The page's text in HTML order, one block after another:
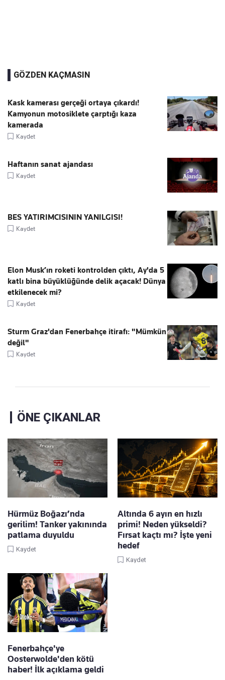
GÖZDEN KAÇMASIN
Kask kamerası gerçeği ortaya çıkardı!
Kamyonun motosiklete çarptığı kaza
kamerada
Kaydet
Haftanın sanat ajandası
Kaydet
BES YATIRIMCISININ YANILGISI!
Kaydet
Elon Musk’ın roketi kontrolden çıktı, Ay'da 5
katlı bina büyüklüğünde delik açacak! Dünya
etkilenecek mi?
Kaydet
Sturm Graz'dan Fenerbahçe itirafı: "Mümkün
değil"
Kaydet
ÖNE ÇIKANLAR
Hürmüz Boğazı’nda
gerilim! Tanker yakınında
patlama duyuldu
Kaydet
Altında 6 ayın en hızlı
primi! Neden yükseldi?
Fırsat kaçtı mı? İşte yeni
hedef
Kaydet
Fenerbahçe'ye
Oosterwolde'den kötü
haber! İlk açıklama geldi